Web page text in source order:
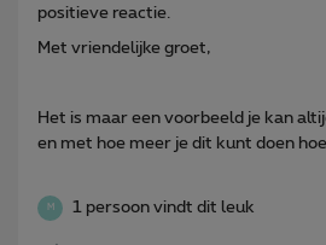
positieve reactie.
Met vriendelijke groet,
Het is maar een voorbeeld je kan
en met hoe meer je dit kunt doen hoe
M 1 persoon vindt dit leuk